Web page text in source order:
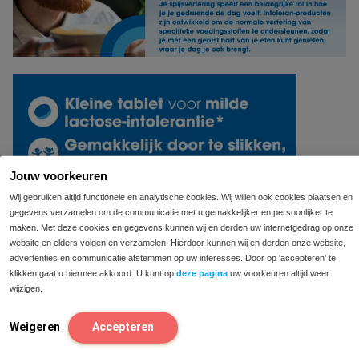
Jouw voorkeuren
Wij gebruiken altijd functionele en analytische cookies. Wij willen ook cookies plaatsen en
gegevens verzamelen om de communicatie met u gemakkelijker en persoonlijker te
maken. Met deze cookies en gegevens kunnen wij en derden uw internetgedrag op onze
website en elders volgen en verzamelen. Hierdoor kunnen wij en derden onze website,
advertenties en communicatie afstemmen op uw interesses. Door op 'accepteren' te
klikken gaat u hiermee akkoord. U kunt op deze pagina uw voorkeuren altijd weer
wijzigen.
Weigeren Accepteren